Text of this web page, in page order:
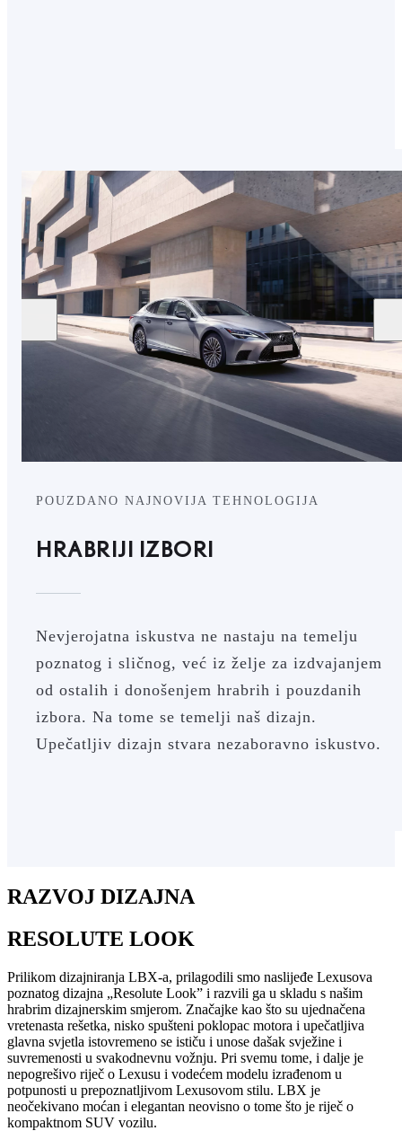
POUZDANO NAJNOVIJA TEHNOLOGIJA
HRABRIJI IZBORI
Nevjerojatna iskustva ne nastaju na temelju
poznatog i sličnog, već iz želje za izdvajanjem
od ostalih i donošenjem hrabrih i pouzdanih
izbora. Na tome se temelji naš dizajn.
Upečatljiv dizajn stvara nezaboravno iskustvo.
RAZVOJ DIZAJNA
RESOLUTE LOOK
Prilikom dizajniranja LBX-a, prilagodili smo naslijeđe Lexusova
poznatog dizajna „Resolute Look” i razvili ga u skladu s našim
hrabrim dizajnerskim smjerom. Značajke kao što su ujednačena
vretenasta rešetka, nisko spušteni poklopac motora i upečatljiva
glavna svjetla istovremeno se ističu i unose dašak svježine i
suvremenosti u svakodnevnu vožnju. Pri svemu tome, i dalje je
nepogrešivo riječ o Lexusu i vodećem modelu izrađenom u
potpunosti u prepoznatljivom Lexusovom stilu. LBX je
neočekivano moćan i elegantan neovisno o tome što je riječ o
kompaktnom SUV vozilu.